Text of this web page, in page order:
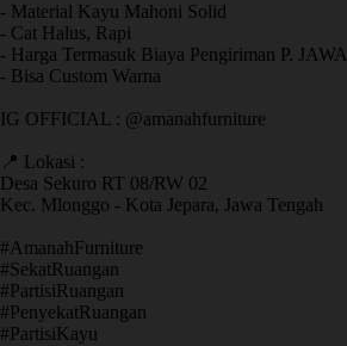
- Material Kayu Mahoni Solid
- Cat Halus, Rapi
- Harga Termasuk Biaya Pengiriman P. JAWA
- Bisa Custom Warna
IG OFFICIAL : @amanahfurniture
📍 Lokasi :
Desa Sekuro RT 08/RW 02
Kec. Mlonggo - Kota Jepara, Jawa Tengah
​#AmanahFurniture
​#SekatRuangan
​#PartisiRuangan
​#PenyekatRuangan
​#PartisiKayu